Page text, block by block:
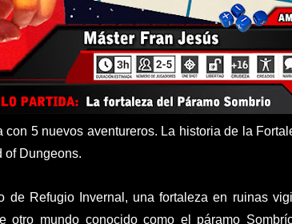
con 5 nuevos aventureros. La historia de la
of Dungeons.
de Refugio Invernal, una fortaleza en ruinas
otro mundo conocido como el páramo